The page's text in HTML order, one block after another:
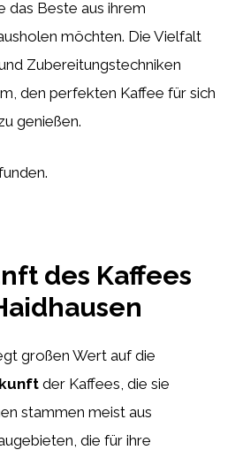
das Beste aus ihrem
möchten. Die Vielfalt
Zubereitungstechniken
den perfekten Kaffee für sich
genießen.
des Kaffees
großen Wert auf die
der Kaffees, die sie
stammen meist aus
die für ihre